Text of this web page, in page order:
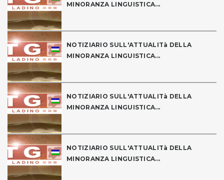
MINORANZA LINGUISTICA...
NOTIZIARIO SULL'ATTUALITà DELLA
MINORANZA LINGUISTICA...
NOTIZIARIO SULL'ATTUALITà DELLA
MINORANZA LINGUISTICA...
NOTIZIARIO SULL'ATTUALITà DELLA
MINORANZA LINGUISTICA...